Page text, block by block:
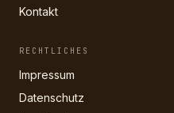
Kontakt
RECHTLICHES
Impressum
Datenschutz